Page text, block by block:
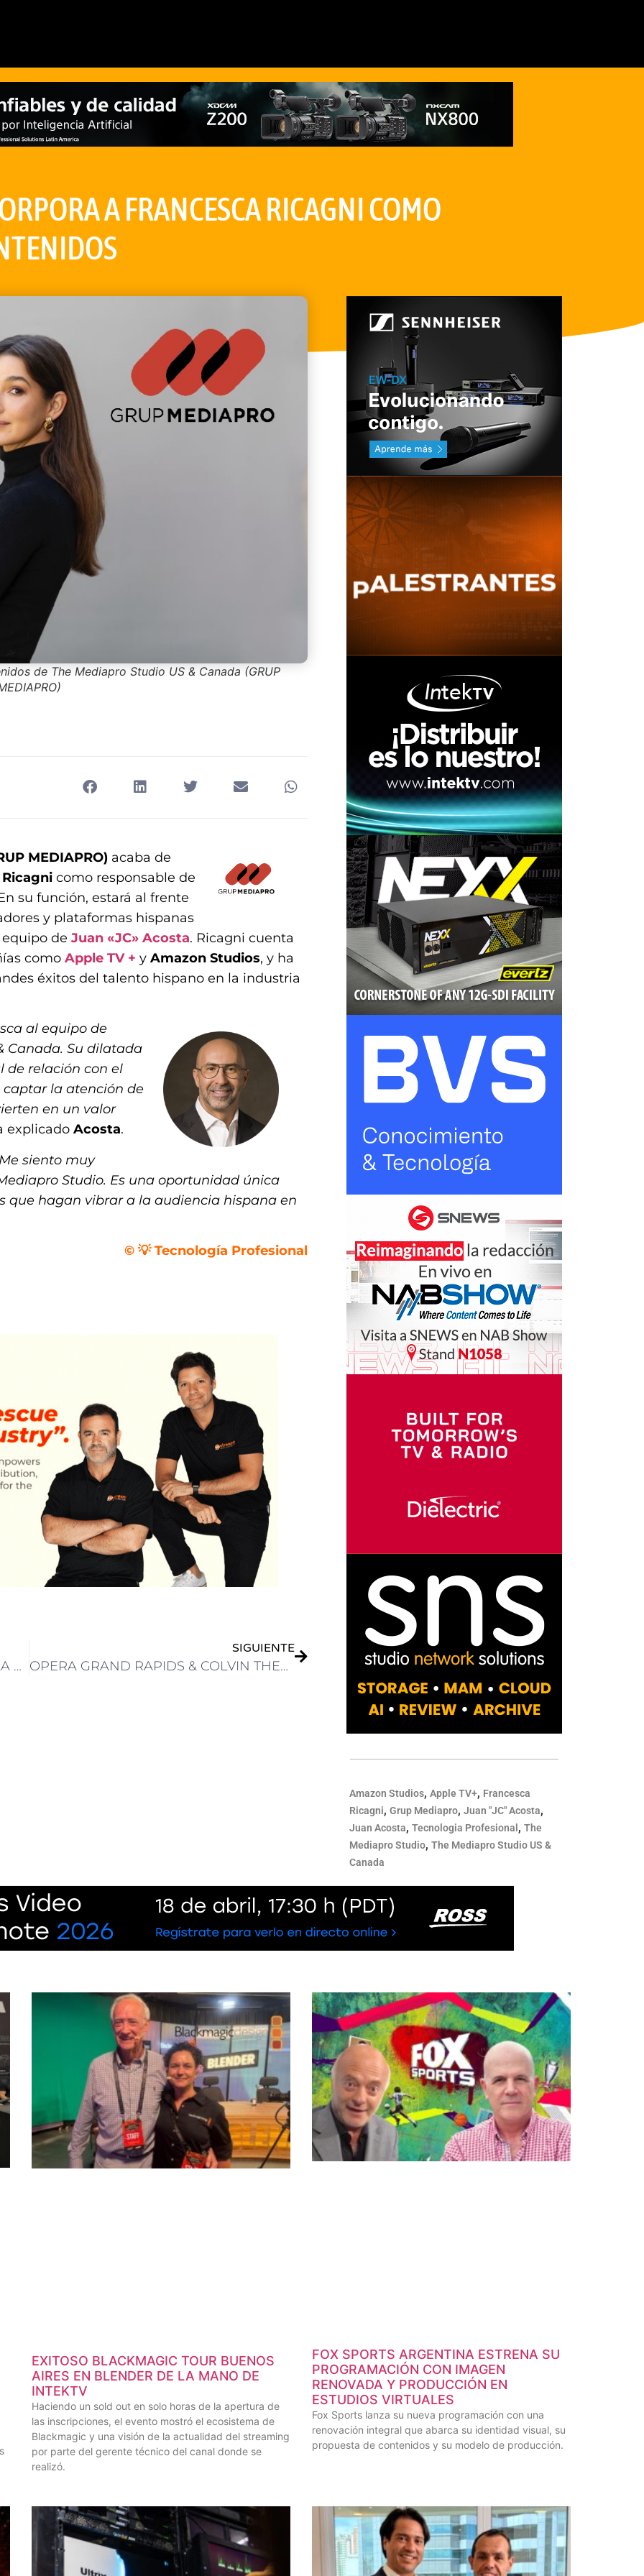
A FRANCESCA RICAGNI COMO
de The Mediapro Studio US & Canada (GRUP
MEDIAPRO) acaba de
como responsable de
su función, estará al frente
y plataformas hispanas
de Juan «JC» Acosta. Ricagni cuenta
como Apple TV + y Amazon Studios, y ha
éxitos del talento hispano en la industria
al equipo de
Canada. Su dilatada
de relación con el
la atención de
en un valor
explicado Acosta.
siento muy
Studio. Es una oportunidad única
que hagan vibrar a la audiencia hispana en
© 💡 Tecnología Profesional
LA SOLUCIÓN SRT DE APPEAR EN LA PLATAFORMA X REVOLUCIONA LA INFRAESTRUCTURA DE MCR Y PLAYOUT DEL GRUPO RBS, AFILIADA DE GLOBO
SIGUIENTE
OPERA GRAND RAPIDS & COLVIN THEATRICAL GRABAN LA ÓPERA “STINNEY: AN AMERICAN EXECUTION” CON EQUIPOS DE BLACKMAGIC
Amazon Studios,Apple TV+, Francesca
Ricagni,Grup Mediapro,Juan "JC" Acosta,
Juan Acosta,Tecnologia Profesional ,The
Mediapro Studio,The Mediapro Studio US &
Canada
EXITOSO BLACKMAGIC TOUR BUENOS
AIRES EN BLENDER DE LA MANO DE
INTEKTV
Haciendo un sold out en solo horas de la apertura de
las inscripciones, el evento mostró el ecosistema de
Blackmagic y una visión de la actualidad del streaming
por parte del gerente técnico del canal donde se
realizó.
FOX SPORTS ARGENTINA ESTRENA SU
PROGRAMACIÓN CON IMAGEN
RENOVADA Y PRODUCCIÓN EN
ESTUDIOS VIRTUALES
Fox Sports lanza su nueva programación con una
renovación integral que abarca su identidad visual, su
propuesta de contenidos y su modelo de producción.